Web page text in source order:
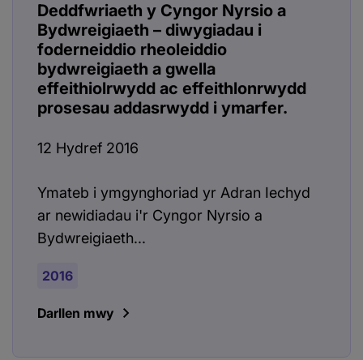
Deddfwriaeth y Cyngor Nyrsio a
Bydwreigiaeth – diwygiadau i
foderneiddio rheoleiddio
bydwreigiaeth a gwella
effeithiolrwydd ac effeithlonrwydd
prosesau addasrwydd i ymarfer.
12 Hydref 2016
Ymateb i ymgynghoriad yr Adran Iechyd
ar newidiadau i'r Cyngor Nyrsio a
Bydwreigiaeth...
2016
Darllen mwy